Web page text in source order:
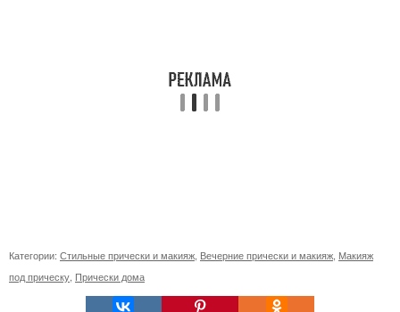
Категории: Стильные прически и макияж Вечерние прически и макияж Макияж
под прическу Прически дома